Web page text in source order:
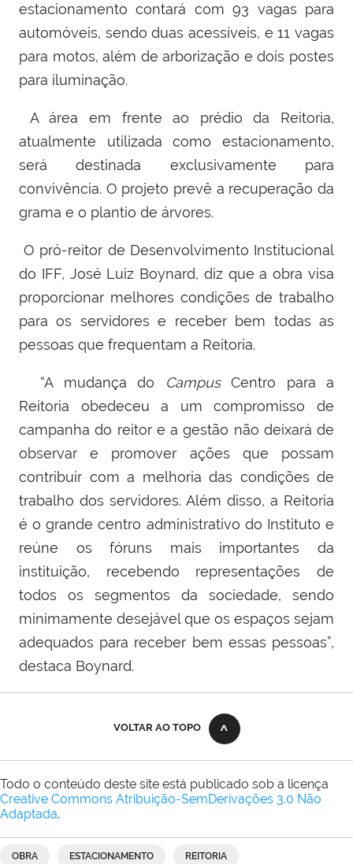
estacionamento contará com 93 vagas para
automóveis, sendo duas acessíveis, e 11 vagas
para motos, além de arborização e dois postes
para iluminação.
A área em frente ao prédio da Reitoria,
atualmente utilizada como estacionamento,
será destinada exclusivamente para
convivência. O projeto prevê a recuperação da
grama e o plantio de árvores.
O pró-reitor de Desenvolvimento Institucional
do IFF, José Luiz Boynard, diz que a obra visa
proporcionar melhores condições de trabalho
para os servidores e receber bem todas as
pessoas que frequentam a Reitoria.
“A mudança do Campus Centro para a
Reitoria obedeceu a um compromisso de
campanha do reitor e a gestão não deixará de
observar e promover ações que possam
contribuir com a melhoria das condições de
trabalho dos servidores. Além disso, a Reitoria
é o grande centro administrativo do Instituto e
reúne os fóruns mais importantes da
instituição, recebendo representações de
todos os segmentos da sociedade, sendo
minimamente desejável que os espaços sejam
adequados para receber bem essas pessoas”,
destaca Boynard.
VOLTAR AO TOPO
Todo o conteúdo deste site está publicado sob a licença
Creative Commons Atribuição-SemDerivações 3.0 Não
Adaptada.
OBRA ESTACIONAMENTO REITORIA